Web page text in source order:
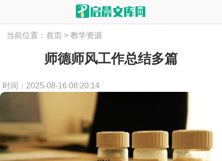
当前位置：首页 > 教学资源
师德师风工作总结多篇
时间：2025-08-16 08:20:14